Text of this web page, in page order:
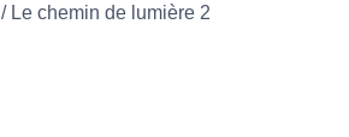
/ Le chemin de lumière 2